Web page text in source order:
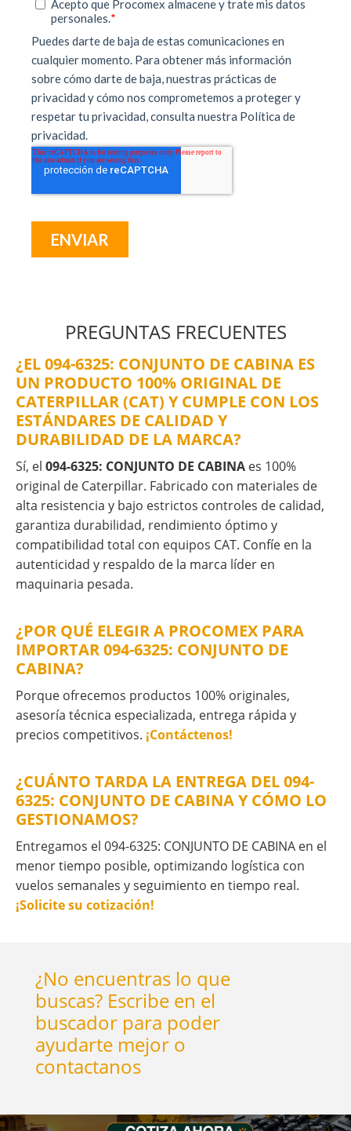
PREGUNTAS FRECUENTES
¿EL 094-6325: CONJUNTO DE CABINA ES
UN PRODUCTO 100% ORIGINAL DE
CATERPILLAR (CAT) Y CUMPLE CON LOS
ESTÁNDARES DE CALIDAD Y
DURABILIDAD DE LA MARCA?
Sí, el 094-6325: CONJUNTO DE CABINA es 100%
original de Caterpillar. Fabricado con materiales de
alta resistencia y bajo estrictos controles de calidad,
garantiza durabilidad, rendimiento óptimo y
compatibilidad total con equipos CAT. Confíe en la
autenticidad y respaldo de la marca líder en
maquinaria pesada.
¿POR QUÉ ELEGIR A PROCOMEX PARA
IMPORTAR 094-6325: CONJUNTO DE
CABINA?
Porque ofrecemos productos 100% originales,
asesoría técnica especializada, entrega rápida y
precios competitivos. ¡Contáctenos!
¿CUÁNTO TARDA LA ENTREGA DEL 094-
6325: CONJUNTO DE CABINA Y CÓMO LO
GESTIONAMOS?
Entregamos el 094-6325: CONJUNTO DE CABINA en el
menor tiempo posible, optimizando logística con
vuelos semanales y seguimiento en tiempo real.
¡Solicite su cotización!
¿No encuentras lo que
buscas? Escribe en el
buscador para poder
ayudarte mejor o
contactanos